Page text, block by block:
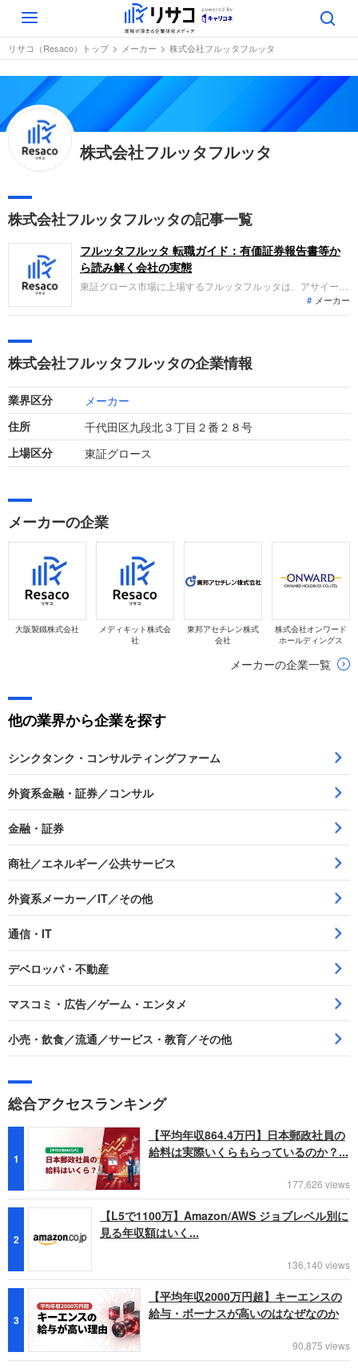
Toggle
navigation
リサコ（Resaco）トップ メーカー 株式会社フルッタフルッタ
株式会社フルッタフルッタ
株式会社フルッタフルッタの記事一覧
フルッタフルッタ 転職ガイド：有価証券報告書等か
ら読み解く会社の実態
東証グロース市場に上場するフルッタフルッタは、アサイーを
中心としたアマゾンフルーツの輸入・加工販売を主力事業とし
ています。直近の業績は、アサイーの国内需要拡大により売上
す。
メーカー
株式会社フルッタフルッタの企業情報
業界区分 メーカー
住所 千代田区九段北３丁目２番２８号
上場区分 東証グロース
メーカーの企業
大阪製鐵株式会社
メディキット株式会
社
東邦アセチレン株式
会社
株式会社オンワード
ホールディングス
メーカーの企業一覧
他の業界から企業を探す
シンクタンク・コンサルティングファーム
外資系金融・証券／コンサル
金融・証券
商社／エネルギー／公共サービス
外資系メーカー／IT／その他
通信・IT
デベロッパ・不動産
マスコミ・広告／ゲーム・エンタメ
小売・飲食／流通／サービス・教育／その他
総合アクセスランキング
1
【平均年収864.4万円】日本郵政社員の
給料は実際いくらもらっているのか？...
177,626 views
2
【L5で1100万】Amazon/AWS ジョブレベル別に
見る年収額はいく...
136,140 views
3
【平均年収2000万円超】キーエンスの
給与・ボーナスが高いのはなぜなのか
90,875 views